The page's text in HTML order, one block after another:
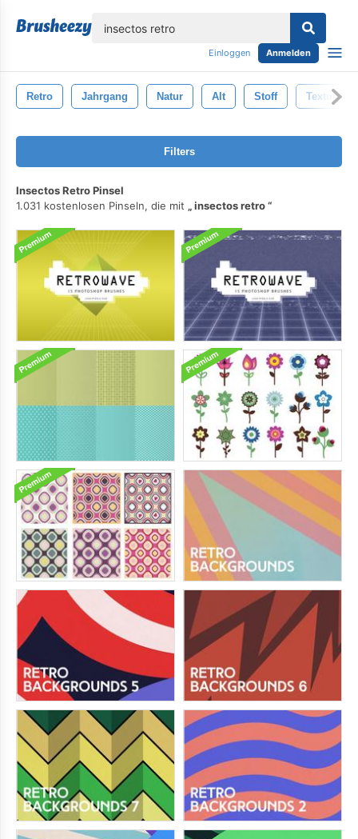
Einloggen Anmelden
Retro Jahrgang Natur Alt Stoff Textur
Filters
Insectos Retro Pinsel
1.031 kostenlosen Pinseln, die mit
insectos retro